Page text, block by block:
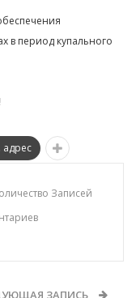
в период купального
адрес
Записей
ЗАПИСЬ